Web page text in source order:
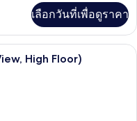
เลือกวันที่เพื่อดูราคา
ภัยในห้องพัก, โต๊ะทำงาน, พื้นที่ท
High Floor)